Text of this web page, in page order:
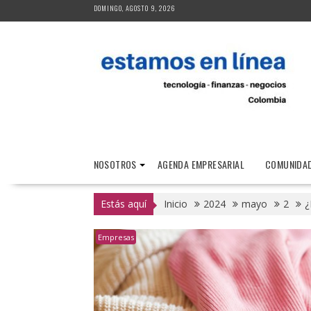
al
DOMINGO, AGOSTO 9, 2026
NOSOTROS AGENDA EMPRESARIAL
Estás aquí Inicio 2024 mayo 2
Empresas